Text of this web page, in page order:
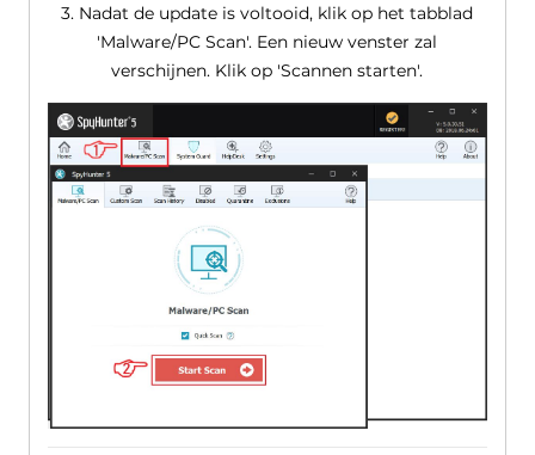
3. Nadat de update is voltooid, klik op het tabblad
'Malware/PC Scan'. Een nieuw venster zal
verschijnen. Klik op 'Scannen starten'.